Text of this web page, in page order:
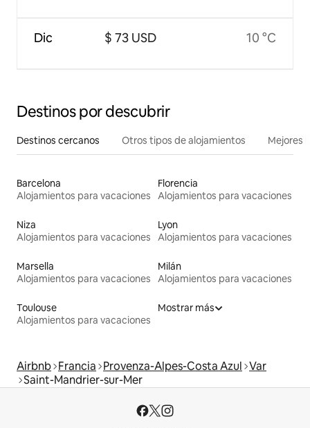
Dic $ 73 USD 10 °C
Destinos por descubrir
Destinos cercanos Otros tipos de alojamientos Mejores
Barcelona
Alojamientos para vacaciones
Florencia
Alojamientos para vacaciones
Niza
Alojamientos para vacaciones
Lyon
Alojamientos para vacaciones
Marsella
Alojamientos para vacaciones
Milán
Alojamientos para vacaciones
Toulouse
Alojamientos para vacaciones
Mostrar más
Airbnb Francia Provenza-Alpes-Costa Azul Var
Saint-Mandrier-sur-Mer